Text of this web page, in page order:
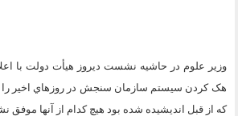
وزير علوم در حاشيه نشست ديروز هيأت دولت با
هک کردن سيستم سازمان سنجش در روزهاي اخير را
که از قبل انديشيده شده بود هيچ کدام از آنها موفق